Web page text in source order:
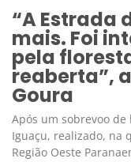
“A Estrada
mais. Foi
pela
reaberta”,
Goura
Após um sobrevoo
Iguaçu, realizado, na
Região Oeste